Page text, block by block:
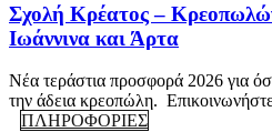
Σχολή Κρέατος –
Ιωάννινα και Άρτα
Νέα τεράστια προσφορά 2026 για
την άδεια κρεοπώλη.
ΠΛΗΡΟΦΟΡΙΕΣ